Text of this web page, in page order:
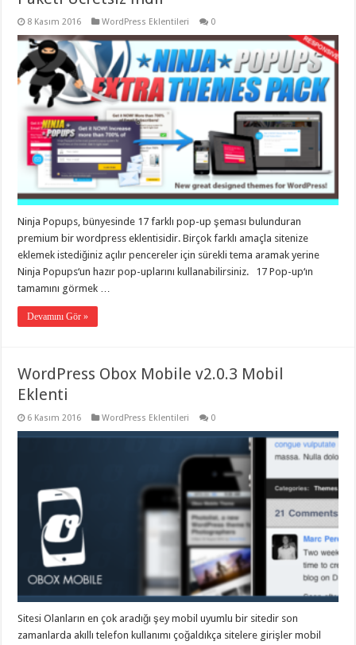
8 Kasım 2016 WordPress Eklentileri 0
Ninja Popups, bünyesinde 17 farklı pop-up şeması bulunduran
premium bir wordpress eklentisidir. Birçok farklı amaçla sitenize
eklemek istediğiniz açılır pencereler için sürekli tema aramak yerine
Ninja Popups‘un hazır pop-uplarını kullanabilirsiniz. 17 Pop-up‘ın
tamamını görmek …
Devamını Gör »
WordPress Obox Mobile v2.0.3 Mobil
Eklenti
6 Kasım 2016 WordPress Eklentileri 0
Sitesi Olanların en çok aradığı şey mobil uyumlu bir sitedir son
zamanlarda akıllı telefon kullanımı çoğaldıkça sitelere girişler mobil